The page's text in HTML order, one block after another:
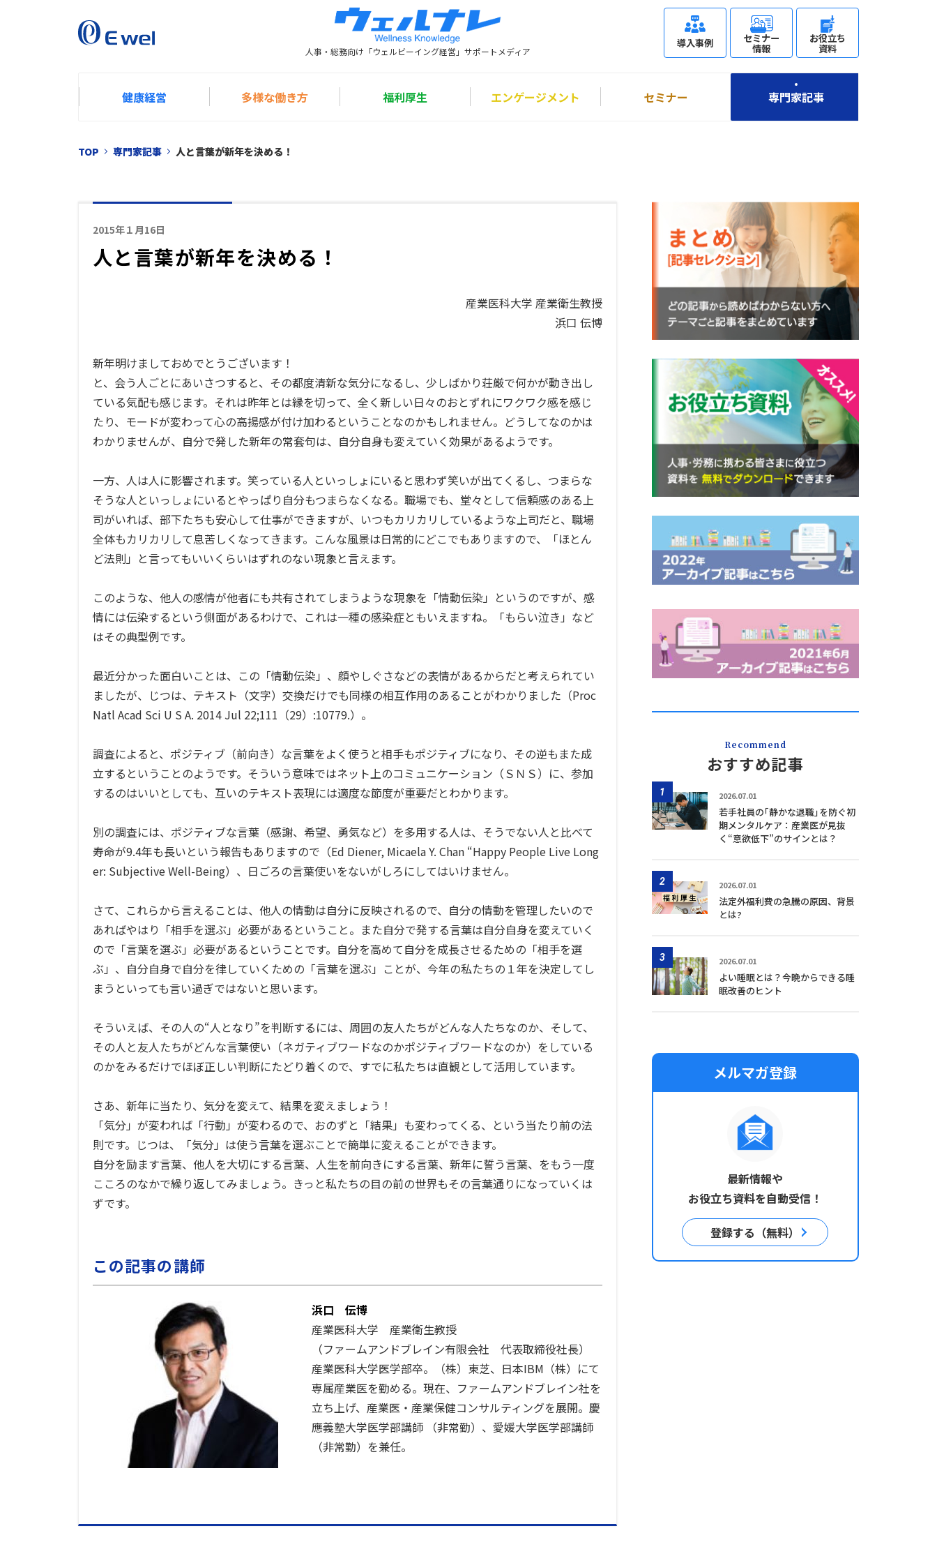
人事・総務向け「ウェルビーイング経営」サポートメディア
導入事例 セミナー
情報
お役立ち
資料
健康経営 多様な働き方 福利厚生 エンゲージメント セミナー 専門家記事
TOP 専門家記事 人と言葉が新年を決める！
2015年１月16日
人と言葉が新年を決める！
産業医科大学 産業衛生教授
浜口 伝博
新年明けましておめでとうございます！
と、会う人ごとにあいさつすると、その都度清新な気分になるし、少しばかり荘厳で何かが動き出し
ている気配も感じます。それは昨年とは縁を切って、全く新しい日々のおとずれにワクワク感を感じ
たり、モードが変わって心の高揚感が付け加わるということなのかもしれません。どうしてなのかは
わかりませんが、自分で発した新年の常套句は、自分自身も変えていく効果があるようです。
一方、人は人に影響されます。笑っている人といっしょにいると思わず笑いが出てくるし、つまらな
そうな人といっしょにいるとやっぱり自分もつまらなくなる。職場でも、堂々として信頼感のある上
司がいれば、部下たちも安心して仕事ができますが、いつもカリカリしているような上司だと、職場
全体もカリカリして息苦しくなってきます。こんな風景は日常的にどこでもありますので、「ほとん
ど法則」と言ってもいいくらいはずれのない現象と言えます。
このような、他人の感情が他者にも共有されてしまうような現象を「情動伝染」というのですが、感
情には伝染するという側面があるわけで、これは一種の感染症ともいえますね。「もらい泣き」など
はその典型例です。
最近分かった面白いことは、この「情動伝染」、顔やしぐさなどの表情があるからだと考えられてい
ましたが、じつは、テキスト（文字）交換だけでも同様の相互作用のあることがわかりました（Proc
Natl Acad Sci U S A. 2014 Jul 22;111（29）:10779.）。
調査によると、ポジティブ（前向き）な言葉をよく使うと相手もポジティブになり、その逆もまた成
立するということのようです。そういう意味ではネット上のコミュニケーション（ＳＮＳ）に、参加
するのはいいとしても、互いのテキスト表現には適度な節度が重要だとわかります。
別の調査には、ポジティブな言葉（感謝、希望、勇気など）を多用する人は、そうでない人と比べて
寿命が9.4年も長いという報告もありますので（Ed Diener, Micaela Y. Chan “Happy People Live Long
er: Subjective Well-Being）、日ごろの言葉使いをないがしろにしてはいけません。
さて、これらから言えることは、他人の情動は自分に反映されるので、自分の情動を管理したいので
あればやはり「相手を選ぶ」必要があるということ。また自分で発する言葉は自分自身を変えていく
ので「言葉を選ぶ」必要があるということです。自分を高めて自分を成長させるための「相手を選
ぶ」、自分自身で自分を律していくための「言葉を選ぶ」ことが、今年の私たちの１年を決定してし
まうといっても言い過ぎではないと思います。
そういえば、その人の“人となり”を判断するには、周囲の友人たちがどんな人たちなのか、そして、
その人と友人たちがどんな言葉使い（ネガティブワードなのかポジティブワードなのか）をしている
のかをみるだけでほぼ正しい判断にたどり着くので、すでに私たちは直観として活用しています。
さあ、新年に当たり、気分を変えて、結果を変えましょう！
「気分」が変われば「行動」が変わるので、おのずと「結果」も変わってくる、という当たり前の法
則です。じつは、「気分」は使う言葉を選ぶことで簡単に変えることができます。
自分を励ます言葉、他人を大切にする言葉、人生を前向きにする言葉、新年に誓う言葉、をもう一度
こころのなかで繰り返してみましょう。きっと私たちの目の前の世界もその言葉通りになっていくは
ずです。
この記事の講師
浜口 伝博
産業医科大学 産業衛生教授
（ファームアンドブレイン有限会社 代表取締役社長）
産業医科大学医学部卒。（株）東芝、日本IBM（株）にて
専属産業医を勤める。現在、ファームアンドブレイン社を
立ち上げ、産業医・産業保健コンサルティングを展開。慶
應義塾大学医学部講師 （非常勤）、愛媛大学医学部講師
（非常勤）を兼任。
Recommend
おすすめ記事
1 2026.07.01
若手社員の｢静かな退職｣を防ぐ初
期メンタルケア：産業医が見抜
く“意欲低下”のサインとは？
2 2026.07.01
法定外福利費の急騰の原因、背景
とは?
3 2026.07.01
よい睡眠とは？今晩からできる睡
眠改善のヒント
メルマガ登録
最新情報や
お役立ち資料を自動受信！
登録する（無料）